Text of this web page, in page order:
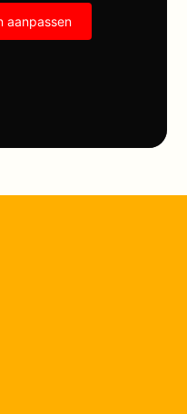
aanpassen